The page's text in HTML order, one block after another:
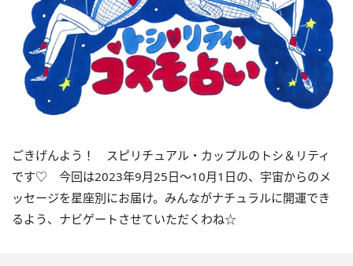
ごきげんよう！ スピリチュアル・カップルのトシ＆リティ
です♡ 今回は2023年9月25日〜10月1 日の、宇宙からのメ
ッセージを星座別にお届け。みんながナチュラルに開運でき
るよう、ナビゲートさせていただくわね☆